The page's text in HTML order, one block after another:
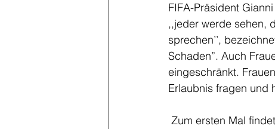
FIFA-Präsident
,,jeder werde sehen,
sprechen’’,
Schaden”. Auch
eingeschränkt.
Erlaubnis fragen und